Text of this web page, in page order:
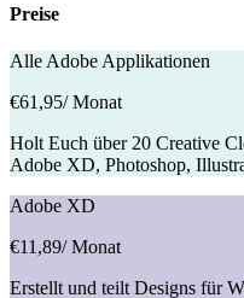
Preise
Alle Adobe Applikationen
€61,95/ Monat
Holt Euch über 20 Creative
Adobe XD, Photoshop,
Adobe XD
€11,89/ Monat
Erstellt und teilt Designs für